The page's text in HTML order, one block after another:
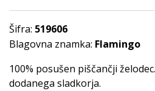
Šifra: 519606
Blagovna znamka: Flamingo
100% posušen piščančji
dodanega sladkorja.